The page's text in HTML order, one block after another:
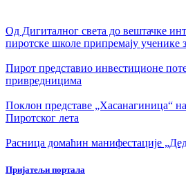
Од Дигиталног света до вештачке
пиротске школе припремају ученике
Пирот представио инвестиционе
привредницима
Поклон представе „Хасанагиница“
Пиротског лета
Расница домаћин манифестације
Пријатељи портала